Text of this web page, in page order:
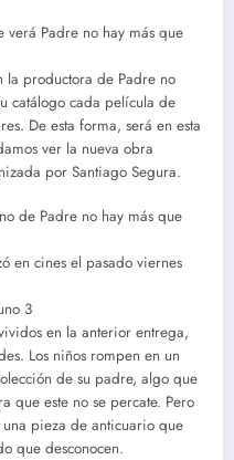
verá Padre no hay más que
la productora de Padre no
catálogo cada película de
De esta forma, será en esta
ver la nueva obra
por Santiago Segura.
de Padre no hay más que
en cines el pasado viernes
3
en la anterior entrega,
Los niños rompen en un
de su padre, algo que
que este no se percate. Pero
pieza de anticuario que
que desconocen.